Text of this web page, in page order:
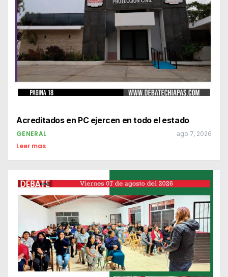
Acreditados en PC ejercen en todo el estado
GENERAL ago 7, 2026
Leer mas